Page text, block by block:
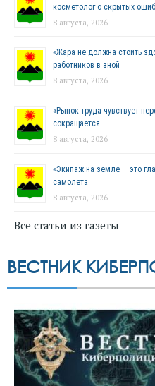
косметолог о скрытых
8 августа, 2026
«Жара не должна стоить
работников в зной
8 августа, 2026
«Рынок труда чувствует
сокращается
8 августа, 2026
«Экипаж на земле — это
самолёта
8 августа, 2026
Все статьи из газеты
ВЕСТНИК